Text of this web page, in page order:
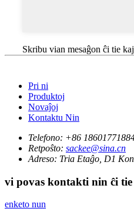
Skribu vian mesaĝon ĉi tie
Pri ni
Produktoj
Novaĵoj
Kontaktu Nin
Telefono: +86
Retpoŝto: sackee@sina.cn
Adreso: Tria Etaĝo, D1
vi povas kontakti nin ĉi tie
enketo nun